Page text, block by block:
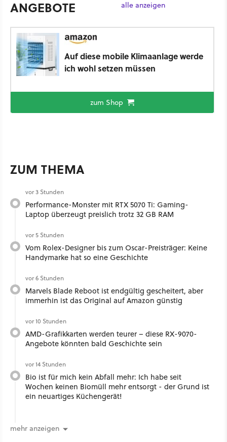
ANGEBOTE alle anzeigen
Auf diese mobile Klimaanlage werde
ich wohl setzen müssen
zum Shop
ZUM THEMA
vor 3 Stunden
Performance-Monster mit RTX 5070 Ti: Gaming-
Laptop überzeugt preislich trotz 32 GB RAM
vor 5 Stunden
Vom Rolex-Designer bis zum Oscar-Preisträger: Keine
Handymarke hat so eine Geschichte
vor 6 Stunden
Marvels Blade Reboot ist endgültig gescheitert, aber
immerhin ist das Original auf Amazon günstig
vor 10 Stunden
AMD-Grafikkarten werden teurer – diese RX-9070-
Angebote könnten bald Geschichte sein
vor 14 Stunden
Bio ist für mich kein Abfall mehr: Ich habe seit
Wochen keinen Biomüll mehr entsorgt - der Grund ist
ein neuartiges Küchengerät!
mehr anzeigen